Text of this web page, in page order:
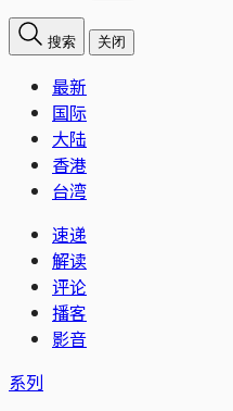
搜索 关闭
最新
国际
大陆
香港
台湾
速递
解读
评论
播客
影音
系列